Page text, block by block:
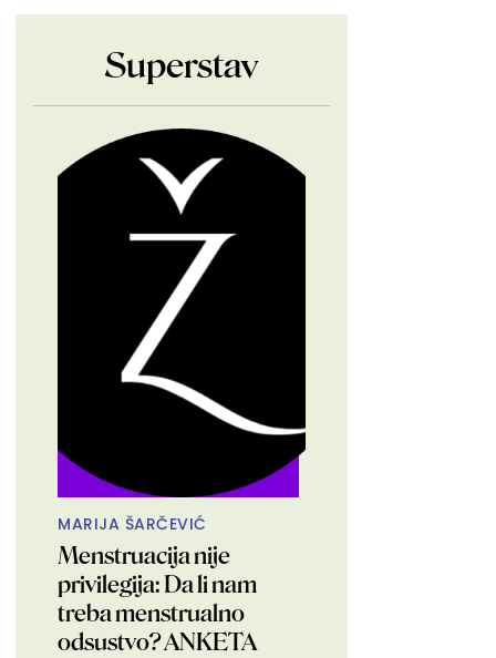
Superstav
MARIJA ŠARČEVIĆ
Menstruacija nije
privilegija: Da li nam
treba menstrualno
odsustvo? ANKETA